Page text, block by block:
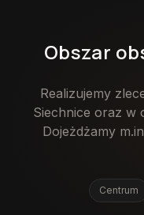
Obszar
Realizujemy
Siechnice oraz w
Dojeżdżamy
Centrum